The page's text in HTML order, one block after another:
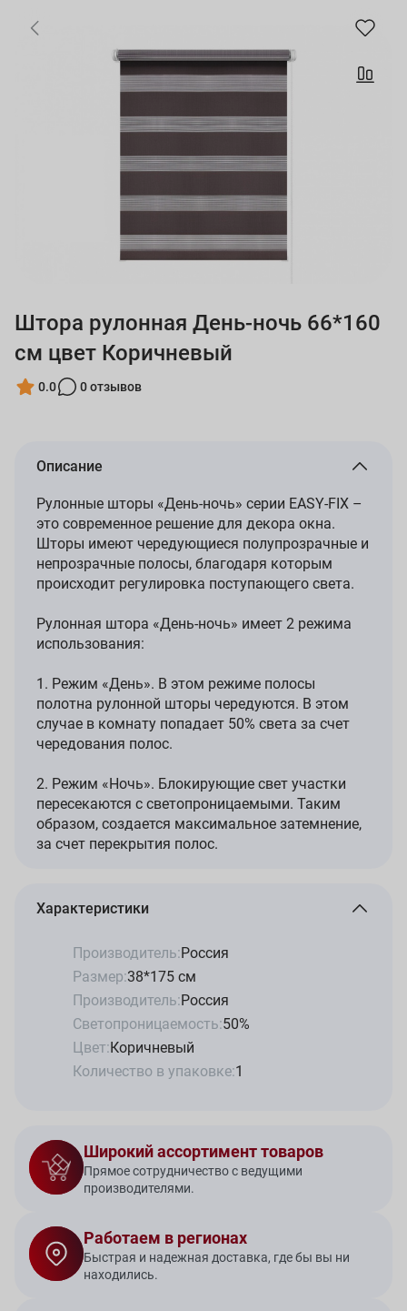
Штора рулонная День-ночь 66*160
см цвет Коричневый
0.0 0 отзывов
Описание
Рулонные шторы «День-ночь» серии EASY-FIX –
это современное решение для декора окна.
Шторы имеют чередующиеся полупрозрачные и
непрозрачные полосы, благодаря которым
происходит регулировка поступающего света.
Рулонная штора «День-ночь» имеет 2 режима
использования:
1. Режим «День». В этом режиме полосы
полотна рулонной шторы чередуются. В этом
случае в комнату попадает 50% света за счет
чередования полос.
2. Режим «Ночь». Блокирующие свет участки
пересекаются с светопроницаемыми. Таким
образом, создается максимальное затемнение,
за счет перекрытия полос.
Характеристики
Производитель:Россия
Размер:38*175 см
Производитель:Россия
Светопроницаемость:50%
Цвет:Коричневый
Количество в упаковке:1
Широкий ассортимент товаров
Прямое сотрудничество с ведущими
производителями.
Работаем в регионах
Быстрая и надежная доставка, где бы вы ни
находились.